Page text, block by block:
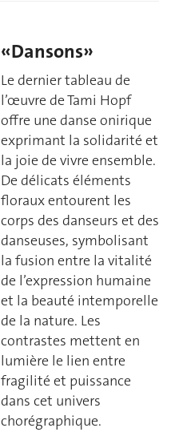
«Dansons»
Le dernier tableau de
l’œuvre de Tami Hopf
offre une danse onirique
exprimant la solidarité et
la joie de vivre ensemble.
De délicats éléments
floraux entourent les
corps des danseurs et des
danseuses, symbolisant
la fusion entre la vitalité
de l’expression humaine
et la beauté intemporelle
de la nature. Les
contrastes mettent en
lumière le lien entre
fragilité et puissance
dans cet univers
chorégraphique.